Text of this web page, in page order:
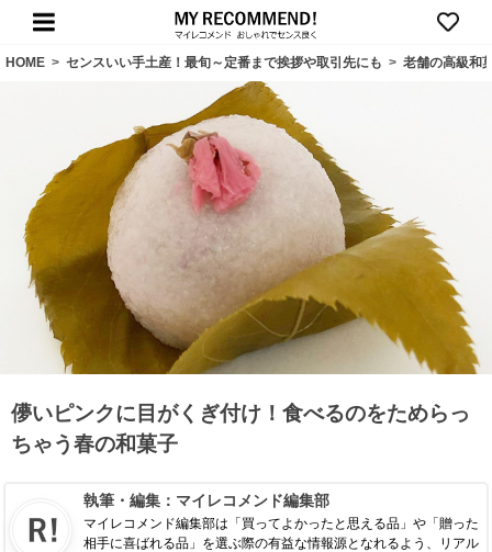
HOME > センスいい手土産！最旬～定番まで挨拶や取引先にも > 老舗の高級和
儚いピンクに目がくぎ付け！食べるのをためらっ
ちゃう春の和菓子
執筆・編集： マイレコメンド編集部
マイレコメンド編集部は「買ってよかったと思える品」や「贈った
相手に喜ばれる品」を選ぶ際の有益な情報源となれるよう、リアル